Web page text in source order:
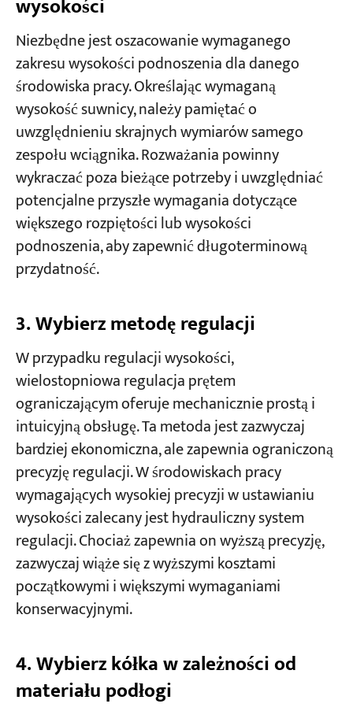
wysokości
Niezbędne jest oszacowanie wymaganego
zakresu wysokości podnoszenia dla danego
środowiska pracy. Określając wymaganą
wysokość suwnicy, należy pamiętać o
uwzględnieniu skrajnych wymiarów samego
zespołu wciągnika. Rozważania powinny
wykraczać poza bieżące potrzeby i uwzględniać
potencjalne przyszłe wymagania dotyczące
większego rozpiętości lub wysokości
podnoszenia, aby zapewnić długoterminową
przydatność.
3. Wybierz metodę regulacji
W przypadku regulacji wysokości,
wielostopniowa regulacja prętem
ograniczającym oferuje mechanicznie prostą i
intuicyjną obsługę. Ta metoda jest zazwyczaj
bardziej ekonomiczna, ale zapewnia ograniczoną
precyzję regulacji. W środowiskach pracy
wymagających wysokiej precyzji w ustawianiu
wysokości zalecany jest hydrauliczny system
regulacji. Chociaż zapewnia on wyższą precyzję,
zazwyczaj wiąże się z wyższymi kosztami
początkowymi i większymi wymaganiami
konserwacyjnymi.
4. Wybierz kółka w zależności od
materiału podłogi